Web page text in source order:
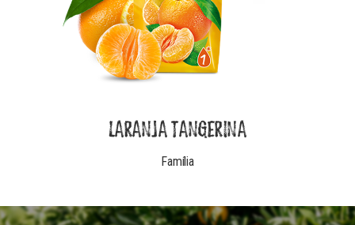
LARANJA TANGERINA
Família